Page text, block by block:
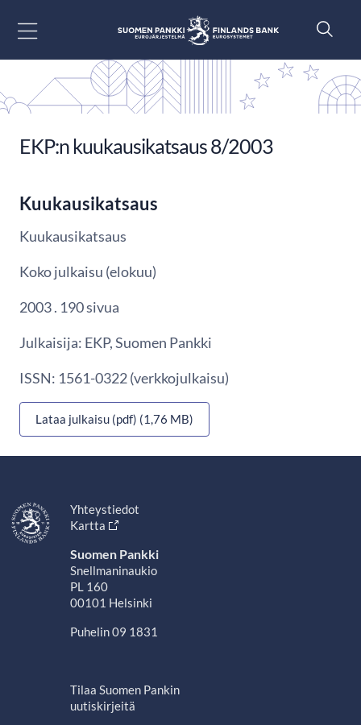
EKP:n kuukausikatsaus 8/2003
Kuukausikatsaus
Kuukausikatsaus
Koko julkaisu (elokuu)
2003 . 190 sivua
Julkaisija: EKP, Suomen Pankki
ISSN: 1561-0322 (verkkojulkaisu)
Lataa julkaisu (pdf) (1,76 MB)
Yhteystiedot
Kartta
Suomen Pankki
Snellmaninaukio
PL 160
00101 Helsinki
Puhelin 09 1831
Tilaa Suomen Pankin
uutiskirjeitä